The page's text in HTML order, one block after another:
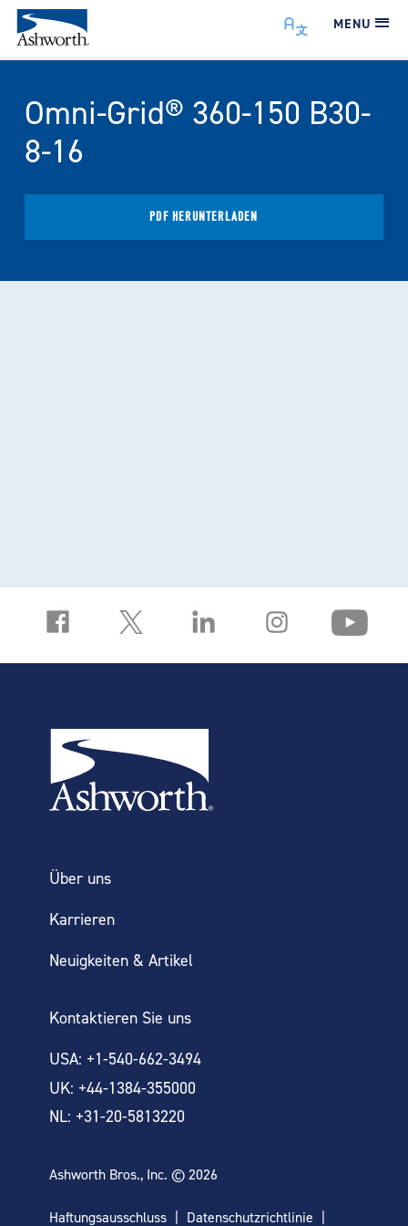
MENU
Omni-Grid® 360-150 B30-
8-16
PDF HERUNTERLADEN
Über uns
Karrieren
Neuigkeiten & Artikel
Kontaktieren Sie uns
USA: +1-540-662-3494
UK: +44-1384-355000
NL: +31-20-5813220
Ashworth Bros., Inc. © 2026
Haftungsausschluss Datenschutzrichtlinie